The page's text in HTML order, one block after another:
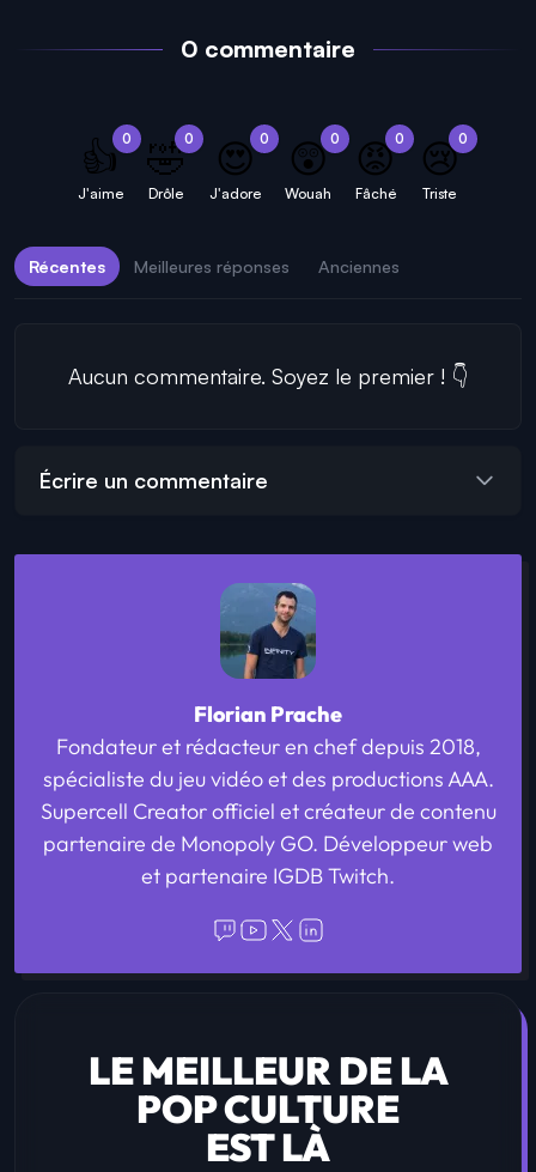
0 commentaire
0
👍
J'aime
0
🤣
Drôle
0
😍
J'adore
0
😲
Wouah
0
😡
Fâché
0
😢
Triste
Récentes Meilleures réponses Anciennes
Aucun commentaire. Soyez le premier ! 👇
Écrire un commentaire
Florian Prache
Fondateur et rédacteur en chef depuis 2018,
spécialiste du jeu vidéo et des productions AAA.
Supercell Creator officiel et créateur de contenu
partenaire de Monopoly GO. Développeur web
et partenaire IGDB Twitch.
LE MEILLEUR DE LA
POP CULTURE
EST LÀ